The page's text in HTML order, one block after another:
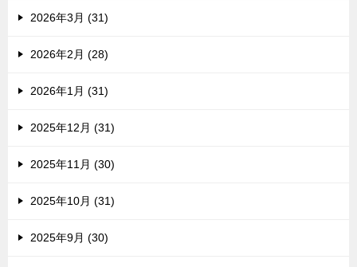
2026年3月 (31)
2026年2月 (28)
2026年1月 (31)
2025年12月 (31)
2025年11月 (30)
2025年10月 (31)
2025年9月 (30)